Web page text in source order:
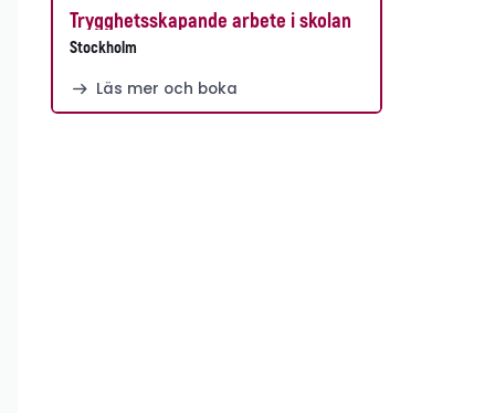
Trygghetsskapande arbete i skolan
Stockholm
Läs mer och boka